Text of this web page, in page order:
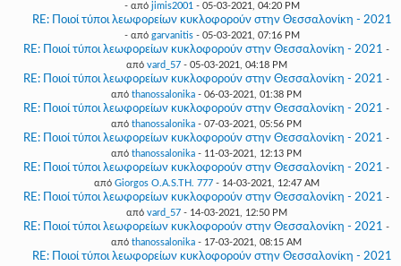
- από jimis2001 - 05-03-2021, 04:20 PM
RE: Ποιοί τύποι λεωφορείων κυκλοφορούν στην Θεσσαλονίκη - 2021
- από garvanitis - 05-03-2021, 07:16 PM
RE: Ποιοί τύποι λεωφορείων κυκλοφορούν στην Θεσσαλονίκη - 2021 -
από vard_57- 05-03-2021, 04:18 PM
RE: Ποιοί τύποι λεωφορείων κυκλοφορούν στην Θεσσαλονίκη - 2021 -
από thanossalonika - 06-03-2021, 01:38 PM
RE: Ποιοί τύποι λεωφορείων κυκλοφορούν στην Θεσσαλονίκη - 2021 -
από thanossalonika - 07-03-2021, 05:56 PM
RE: Ποιοί τύποι λεωφορείων κυκλοφορούν στην Θεσσαλονίκη - 2021 -
από thanossalonika - 11-03-2021, 12:13 PM
RE: Ποιοί τύποι λεωφορείων κυκλοφορούν στην Θεσσαλονίκη - 2021 -
από Giorgos O.A.S.TH. 777- 14-03-2021, 12:47 AM
RE: Ποιοί τύποι λεωφορείων κυκλοφορούν στην Θεσσαλονίκη - 2021 -
από vard_57- 14-03-2021, 12:50 PM
RE: Ποιοί τύποι λεωφορείων κυκλοφορούν στην Θεσσαλονίκη - 2021 -
από thanossalonika - 17-03-2021, 08:15 AM
RE: Ποιοί τύποι λεωφορείων κυκλοφορούν στην Θεσσαλονίκη - 2021